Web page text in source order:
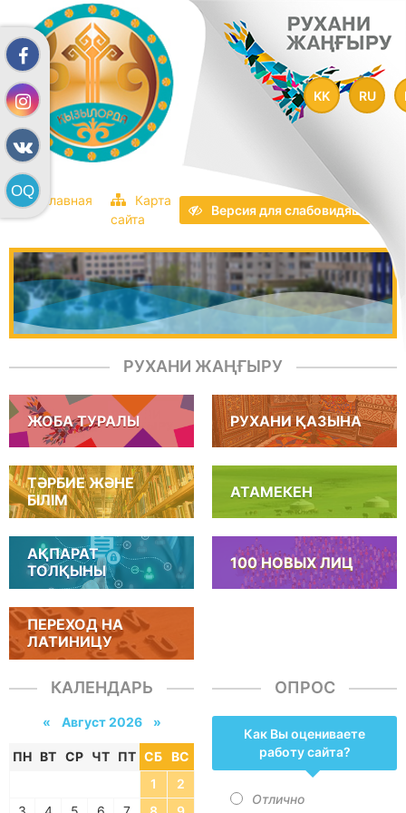
KK RU
Главная
Карта
сайта
Версия для слабовидящих
РУХАНИ ЖАҢҒЫРУ
ЖОБА ТУРАЛЫ РУХАНИ ҚАЗЫНА
ТӘРБИЕ ЖӘНЕ
БІЛІМ
АТАМЕКЕН
АҚПАРАТ
ТОЛҚЫНЫ
100 НОВЫХ ЛИЦ
ПЕРЕХОД НА
ЛАТИНИЦУ
КАЛЕНДАРЬ
« Август 2026 »
ПН ВТ СР ЧТ ПТ СБ ВС
1
2
ОПРОС
Как Вы оцениваете
работу сайта?
Отлично